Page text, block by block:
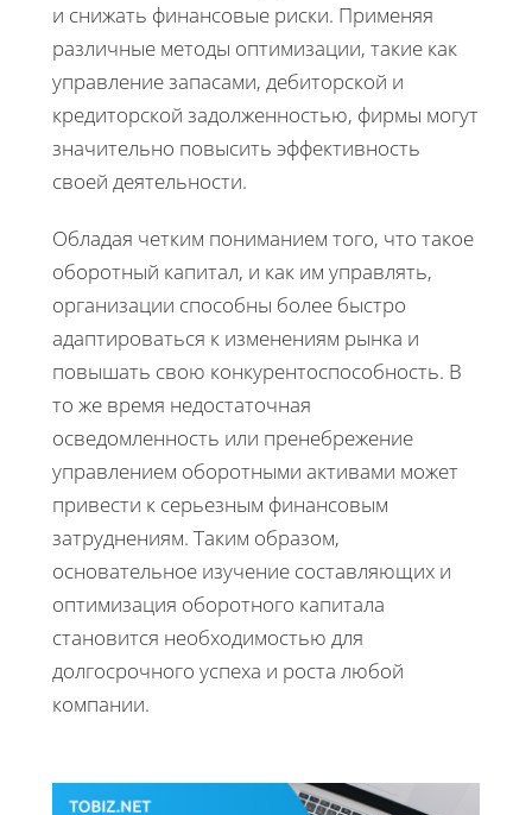
и снижать финансовые риски. Применяя
различные методы оптимизации, такие как
управление запасами, дебиторской и
кредиторской задолженностью, фирмы могут
значительно повысить эффективность
своей деятельности.
Обладая четким пониманием того, что такое
оборотный капитал, и как им управлять,
организации способны более быстро
адаптироваться к изменениям рынка и
повышать свою конкурентоспособность. В
то же время недостаточная
осведомленность или пренебрежение
управлением оборотными активами может
привести к серьезным финансовым
затруднениям. Таким образом,
основательное изучение составляющих и
оптимизация оборотного капитала
становится необходимостью для
долгосрочного успеха и роста любой
компании.